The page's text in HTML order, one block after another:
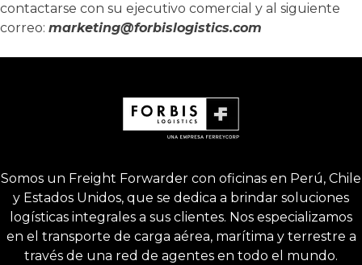
contactarse con su ejecutivo comercial y al siguiente
correo: marketing@forbislogistics.com
Somos un Freight Forwarder con oficinas en Perú, Chile
y Estados Unidos, que se dedica a brindar soluciones
logísticas integrales a sus clientes. Nos especializamos
en el transporte de carga aérea, marítima y terrestre a
través de una red de agentes en todo el mundo.